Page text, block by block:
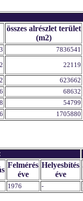
összes alrészlet terület
(m2)
7836541
2
22119
623662
6
68632
8
54799
1705880
Felmérés
éve
Helyesbítés
éve
1976 -